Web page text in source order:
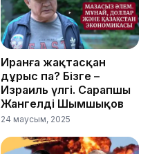
Иранға жақтасқан
дұрыс па? Бізге –
Израиль үлгі. Сарапшы
Жангелді Шымшықов
24 маусым, 2025